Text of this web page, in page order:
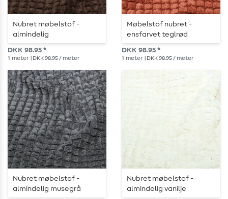
Nubret møbelstof -
almindelig
chokoladebrun
DKK 98.95 *
1 meter | DKK 98.95 / meter
Møbelstof nubret -
ensfarvet teglrød
DKK 98.95 *
1 meter | DKK 98.95 / meter
Nubret møbelstof -
almindelig musegrå
Nubret møbelstof -
almindelig vanilje